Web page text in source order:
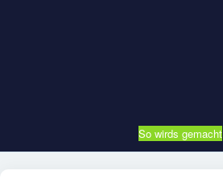
So wirds gemacht